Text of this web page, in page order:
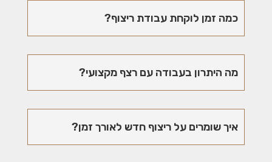
כמה זמן לוקחת עבודת ריצוף?
מה היתרון בעבודה עם רצף מקצועי?
איך שומרים על ריצוף חדש לאורך זמן?